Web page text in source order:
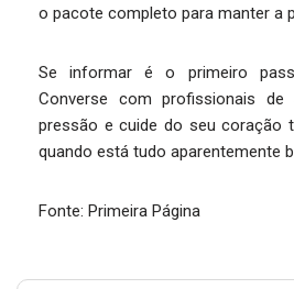
o pacote completo para manter a
Se informar é o primeiro
Converse com profissionais de
pressão e cuide do seu coração
quando está tudo aparentemente
Fonte: Primeira Página